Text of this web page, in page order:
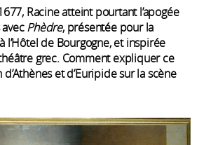
Racine atteint pourtant l’apogée
Phèdre, présentée pour la
l’Hôtel de Bourgogne, et inspirée
grec. Comment expliquer ce
et d’Euripide sur la scène